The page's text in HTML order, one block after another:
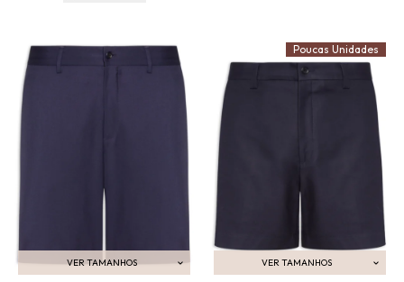
VER TAMANHOS
ADICIONAR AO CARRINHO
VER TAMANHOS
ADICIONAR AO CARRINHO
Poucas Unidades